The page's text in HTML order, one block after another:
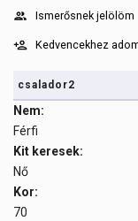
Ismerősnek jelölöm
Kedvencekhez
csalador2
Nem:
Férfi
Kit keresek:
Nő
Kor:
70